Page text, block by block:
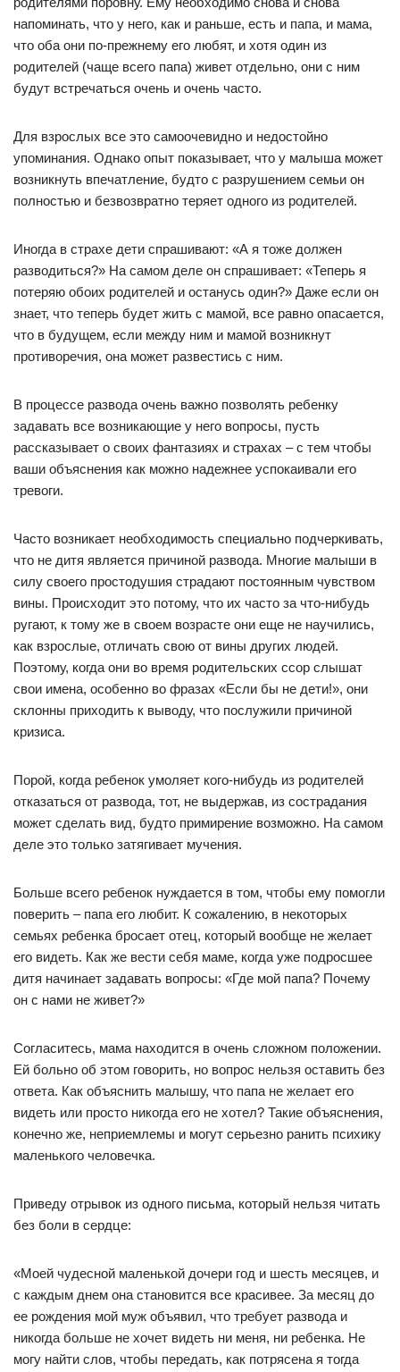
напоминать, что у него, как и раньше, есть и папа, и мама,
что оба они по-прежнему его любят, и хотя один из
родителей (чаще всего папа) живет отдельно, они с ним
будут встречаться очень и очень часто.
Для взрослых все это самоочевидно и недостойно
упоминания. Однако опыт показывает, что у малыша может
возникнуть впечатление, будто с разрушением семьи он
полностью и безвозвратно теряет одного из родителей.
Иногда в страхе дети спрашивают: «А я тоже должен
разводиться?» На самом деле он спрашивает: «Теперь я
потеряю обоих родителей и останусь один?» Даже если он
знает, что теперь будет жить с мамой, все равно опасается,
что в будущем, если между ним и мамой возникнут
противоречия, она может развестись с ним.
В процессе развода очень важно позволять ребенку
задавать все возникающие у него вопросы, пусть
рассказывает о своих фантазиях и страхах – с тем чтобы
ваши объяснения как можно надежнее успокаивали его
тревоги.
Часто возникает необходимость специально подчеркивать,
что не дитя является причиной развода. Многие малыши в
силу своего простодушия страдают постоянным чувством
вины. Происходит это потому, что их часто за что-нибудь
ругают, к тому же в своем возрасте они еще не научились,
как взрослые, отличать свою от вины других людей.
Поэтому, когда они во время родительских ссор слышат
свои имена, особенно во фразах «Если бы не дети!», они
склонны приходить к выводу, что послужили причиной
кризиса.
Порой, когда ребенок умоляет кого-нибудь из родителей
отказаться от развода, тот, не выдержав, из сострадания
может сделать вид, будто примирение возможно. На самом
деле это только затягивает мучения.
Больше всего ребенок нуждается в том, чтобы ему помогли
поверить – папа его любит. К сожалению, в некоторых
семьях ребенка бросает отец, который вообще не желает
его видеть. Как же вести себя маме, когда уже подросшее
дитя начинает задавать вопросы: «Где мой папа? Почему
он с нами не живет?»
Согласитесь, мама находится в очень сложном положении.
Ей больно об этом говорить, но вопрос нельзя оставить без
ответа. Как объяснить малышу, что папа не желает его
видеть или просто никогда его не хотел? Такие объяснения,
конечно же, неприемлемы и могут серьезно ранить психику
маленького человечка.
Приведу отрывок из одного письма, который нельзя читать
без боли в сердце:
«Моей чудесной маленькой дочери год и шесть месяцев, и
с каждым днем она становится все красивее. За месяц до
ее рождения мой муж объявил, что требует развода и
никогда больше не хочет видеть ни меня, ни ребенка. Не
могу найти слов, чтобы передать, как потрясена я тогда